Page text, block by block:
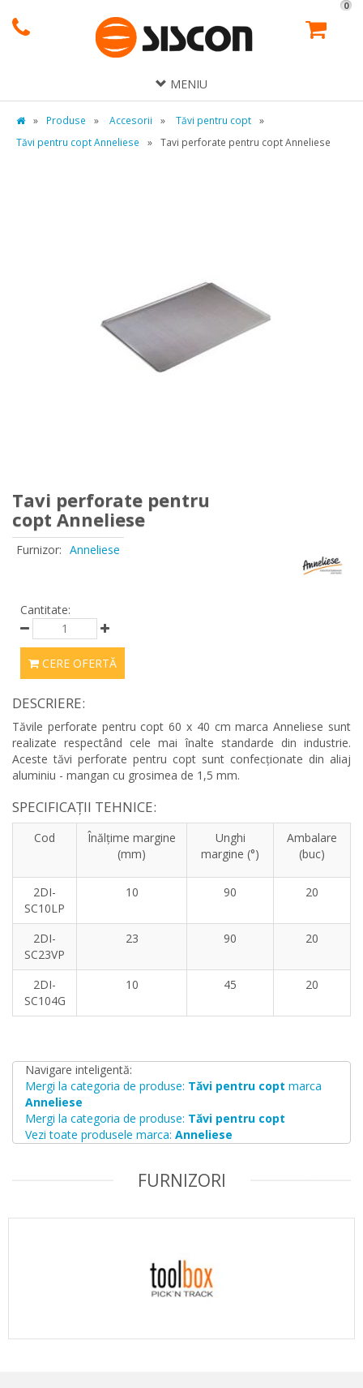
0
MENIU
» Produse » Accesorii » Tăvi pentru copt
»
Tăvi pentru copt Anneliese
» Tavi perforate pentru copt Anneliese
Tavi perforate pentru
copt Anneliese
Furnizor: Anneliese
Cantitate:
CERE OFERTĂ
DESCRIERE:
Tăvile perforate pentru copt 60 x 40 cm marca Anneliese sunt
realizate respectând cele mai înalte standarde din industrie.
Aceste tăvi perforate pentru copt sunt confecționate din aliaj
aluminiu - mangan cu grosimea de 1,5 mm.
SPECIFICAȚII TEHNICE:
Cod
Înălțime margine
(mm)
Unghi
margine (°)
Ambalare
(buc)
2DI-
SC10LP
10 90 20
2DI-
SC23VP
23 90 20
2DI-
SC104G
10 45 20
Navigare inteligentă:
Mergi la categoria de produse: Tăvi pentru copt marca
Anneliese
Mergi la categoria de produse: Tăvi pentru copt
Vezi toate produsele marca: Anneliese
FURNIZORI